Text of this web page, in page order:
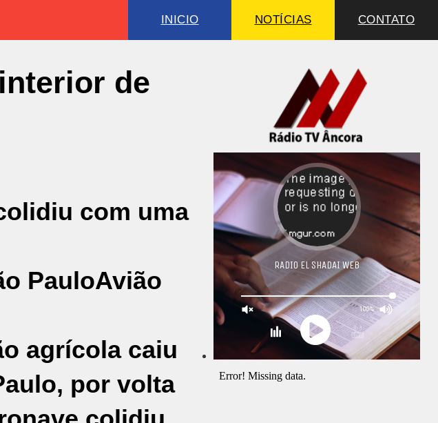
INICIO NOTÍCIAS CONTATO
de
com uma
PauloAvião
agrícola caiu
, por volta